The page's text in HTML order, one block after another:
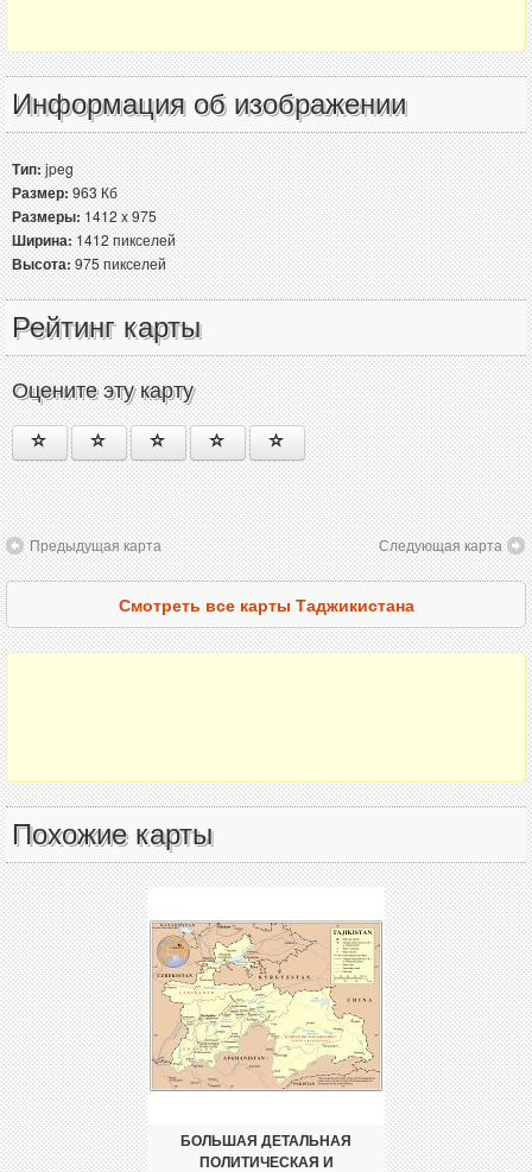
Информация об изображении
Тип:jpeg
Размер:963 Кб
Размеры:1412 x 975
Ширина:1412 пикселей
Высота:975 пикселей
Рейтинг карты
Оцените эту карту
Предыдущая карта Следующая карта
Смотреть все карты Таджикистана
Похожие карты
БОЛЬШАЯ ДЕТАЛЬНАЯ
ПОЛИТИЧЕСКАЯ И